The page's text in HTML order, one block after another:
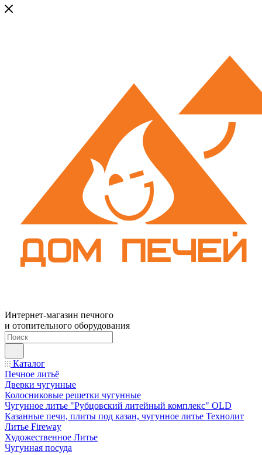
Интернет-магазин печного
и отопительного оборудования
Каталог
Печное литьё
Дверки чугунные
Колосниковые решетки чугунные
Чугунное литье "Рубцовский литейный комплекс" OLD
Казанные печи, плиты под казан, чугунное литье Технолит
Литье Fireway
Художественное Литье
Чугунная посуда